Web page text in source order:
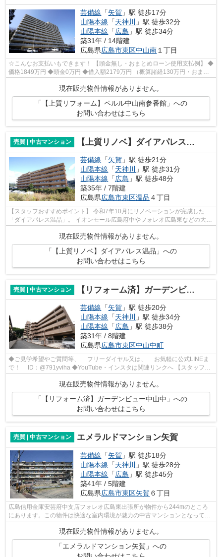
芸備線 「矢賀 」駅 徒歩17分
山陽本線 「天神川
」駅 徒歩32分
山陽本線 「広島 」駅 徒歩34分
築31年 / 14階建
広島県広島市東区中山南 １丁目
☆こんなお支払いもできます！ 【頭金無し・おまとめローン使用支払例】 ◆
価格1849万円 ◆頭金0万円 ◆借入額2179万円 （概算諸経130万円・おまと
現在販売物件情報がありません。
「【上質リフォーム】ペルル中山南参番館」への
お問い合わせはこちら
売買 | 中古マンション 【上質リノベ】ダイアパレス温品
芸備線 「矢賀 」駅 徒歩21分
山陽本線 「天神川
」駅 徒歩31分
山陽本線 「広島 」駅 徒歩48分
築35年 / 7階建
広島県広島市東区温品 ４丁目
【スタッフおすすめポイント】 令和7年10月にリノベーションが完成した
「ダイアパレス温品」。 イオンモール広島府中やフォレオ広島東などの大型
現在販売物件情報がありません。
「【上質リノベ】ダイアパレス温品」への
お問い合わせはこちら
売買 | 中古マンション 【リフォーム済】ガーデンビュー中山中
芸備線 「矢賀 」駅 徒歩20分
山陽本線 「天神川
」駅 徒歩34分
山陽本線 「広島 」駅 徒歩38分
築31年 / 8階建
広島県広島市東区中山中町
◆ご見学希望やご質問等、 フリーダイヤル又は、 お気軽に公式LINEま
で！ ID：@791yviha ◆YouTube・インスタは関連リンクへ 【スタッフい
ち推しポイント】 ◎R7年3月リフォーム...
現在販売物件情報がありません。
「【リフォーム済】ガーデンビュー中山中」への
お問い合わせはこちら
売買 | 中古マンション エメラルドマンション矢賀
芸備線 「矢賀 」駅 徒歩18分
山陽本線 「天神川
」駅 徒歩28分
山陽本線 「広島 」駅 徒歩45分
築41年 / 5階建
広島県広島市東区矢賀 ６丁目
広島信用金庫安芸府中支店フォレオ広島東出張所が物件から244mのところ
にあります。この物件は快適な室内環境が魅力の中古マンションとなってい
ます。物件を探すなら、ご自身のライフ...
現在販売物件情報がありません。
「エメラルドマンション矢賀」への